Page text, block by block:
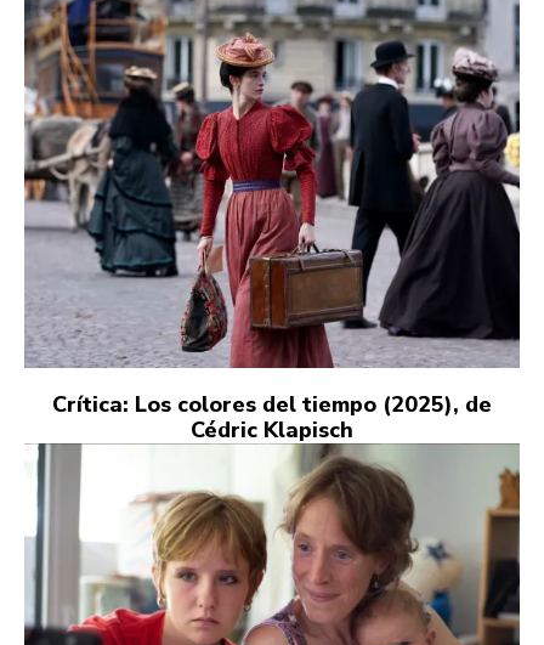
Crítica: Los colores del tiempo (2025), de
Cédric Klapisch